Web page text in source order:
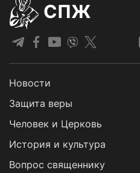
СПЖ
Новости
Защита веры
Человек и Церковь
История и культура
Вопрос священнику